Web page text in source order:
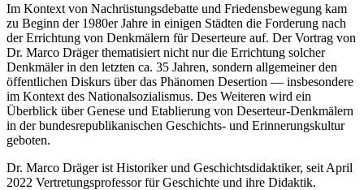
Im Kontext von Nachrüstungsdebatte und Friedensbewegung kam
zu Beginn der 1980er Jahre in einigen Städten die Forderung nach
der Errichtung von Denkmälern für Deserteure auf. Der Vortrag von
Dr. Marco Dräger thematisiert nicht nur die Errichtung solcher
Denkmäler in den letzten ca. 35 Jahren, sondern all­gemeiner den
öffentlichen Diskurs über das Phänomen Desertion — insbesondere
im Kontext des National­sozialismus. Des Weiteren wird ein
Überblick über Genese und Etablierung von Deserteur-Denkmälern
in der bundes­republik­anischen Geschichts- und Erinnerungs­kultur
geboten.
Dr. Marco Dräger ist Historiker und Geschichts­didaktiker, seit April
2022 Vertretungs­professor für Geschichte und ihre Didaktik.